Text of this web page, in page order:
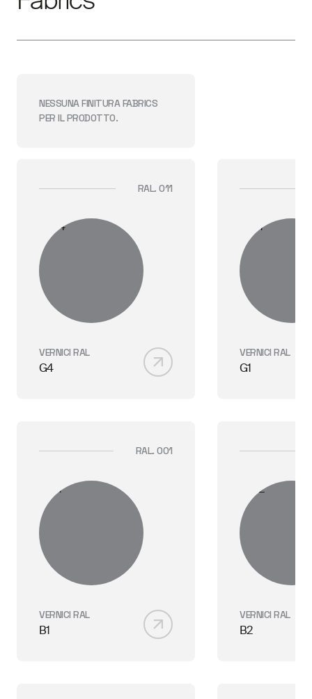
NESSUNA FINITURAFABRICS
PER IL PRODOTTO.
RAL. 011
VERNICI RAL
G4
VERNICI RAL
G1
RAL. 001
VERNICI RAL
B1
VERNICI RAL
B2